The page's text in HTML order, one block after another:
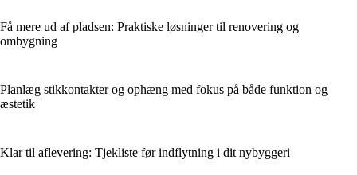
Få mere ud af pladsen: Praktiske løsninger til renovering og
ombygning
Planlæg stikkontakter og ophæng med fokus på både funktion og
æstetik
Klar til aflevering: Tjekliste før indflytning i dit nybyggeri